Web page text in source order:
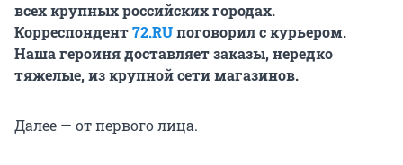
всех крупных российских городах.
Корреспондент72.RUпоговорил с курьером.
Наша героиня доставляет заказы, нередко
тяжелые, из крупной сети магазинов.
Далее — от первого лица.